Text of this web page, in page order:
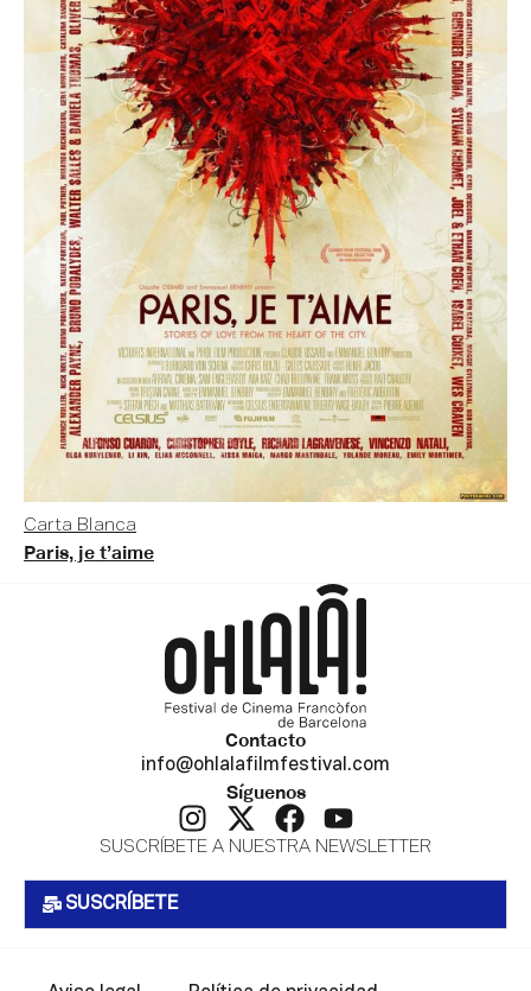
Carta Blanca
Paris, je t’aime
Contacto
info@ohlalafilmfestival.com
Síguenos
SUSCRÍBETE A NUESTRA NEWSLETTER
SUSCRÍBETE